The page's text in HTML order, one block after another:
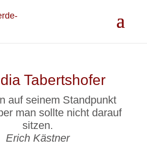
Tabertshofer
auf seinem Standpunkt
man sollte nicht darauf
sitzen.
Erich Kästner